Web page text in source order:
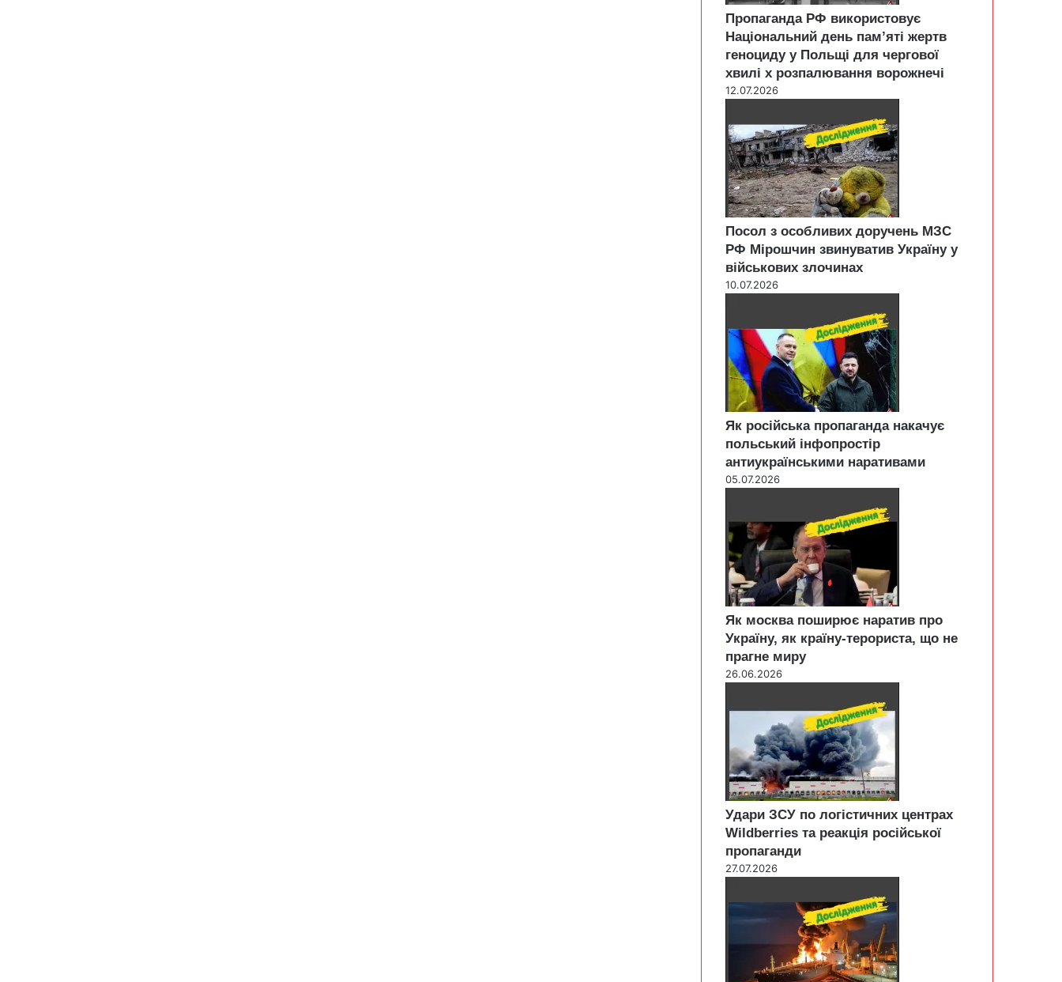
Пропаганда РФ використовує
Національний день пам’яті жертв
геноциду у Польщі для чергової
хвилі х розпалювання ворожнечі
12.07.2026
Посол з особливих доручень МЗС
РФ Мірошчин звинуватив Україну у
військових злочинах
10.07.2026
Як російська пропаганда накачує
польський інфопростір
антиукраїнськими наративами
05.07.2026
Як москва поширює наратив про
Україну, як країну-терориста, що не
прагне миру
26.06.2026
Удари ЗСУ по логістичних центрах
Wildberries та реакція російської
пропаганди
27.07.2026